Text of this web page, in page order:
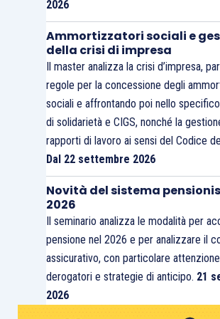
sancisce che “Il lavoratore) deve
mansioni per le quali è stato assunto o
corrispondenti all’inquadramento
abbia successivamente acquisito
riconducibili allo stesso livello e
inquadramento delle ultime
Il mutamento di mansioni è
necessario, dall’assolvimento
il cui mancato adempimento non
comunque la nullità dell’atto di
nuove mansioni.
Ulteriori ipotesi di assegnazione di
appartenenti al livello di
2026
Ammortizzatori sociali e
della crisi di impresa
Il master analizza la crisi d’impresa,
regole per la concessione degli
sociali e affrontando poi nello
di solidarietà e CIGS, nonché la
rapporti di lavoro ai sensi del Codice
Dal 22 settembre 2026
Novità del sistema
2026
Il seminario analizza le modalità per
pensione nel 2026 e per analizzare il
assicurativo, con particolare
derogatori e strategie di anticipo. 21
2026